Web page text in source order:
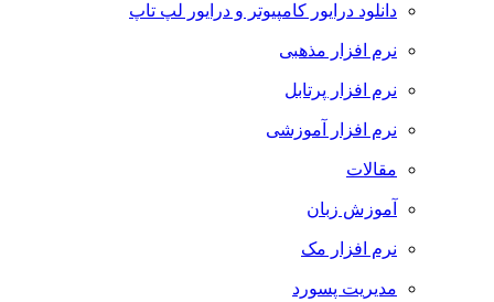
دانلود درایور کامپیوتر و درایور لپ تاپ
نرم افزار مذهبی
نرم افزار پرتابل
نرم افزار آموزشی
مقالات
آموزش زبان
نرم افزار مک
مدیریت پسورد